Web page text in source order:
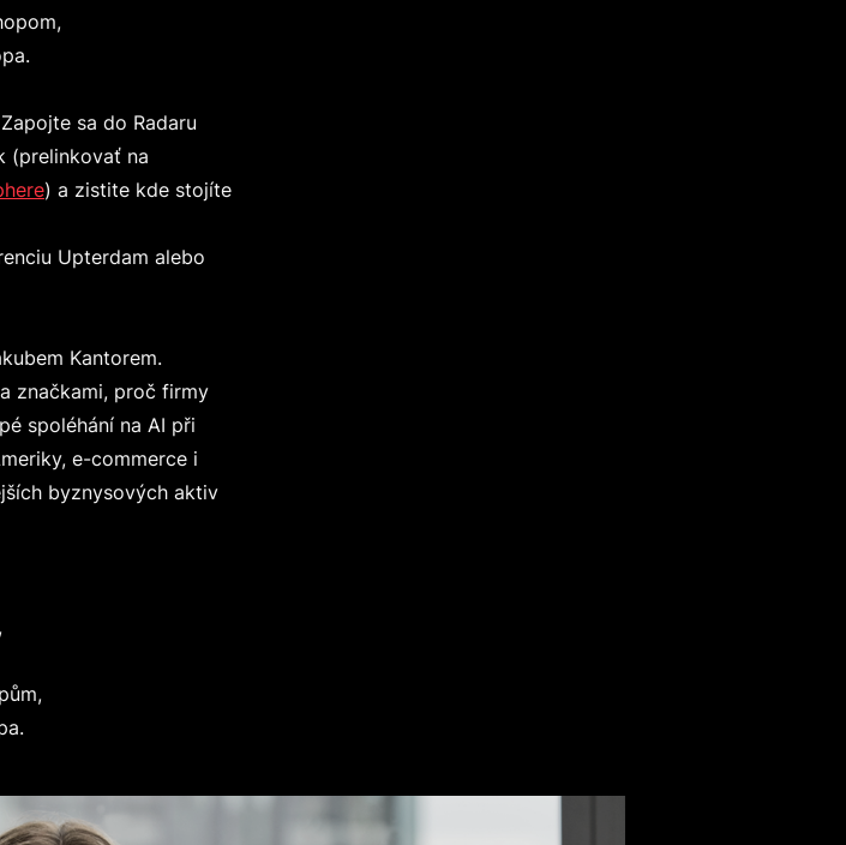
sa do Radaru
(prelinkovať na
) a zistite kde stojíte
Upterdam alebo
Kantorem.
značkami, proč firmy
spoléhání na AI při
e-commerce i
byznysových aktiv